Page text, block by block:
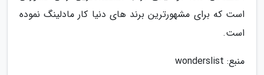
است که برای مشهورترین برند های دنیا کار مادلینگ نموده
است.
منبع: wonderslist